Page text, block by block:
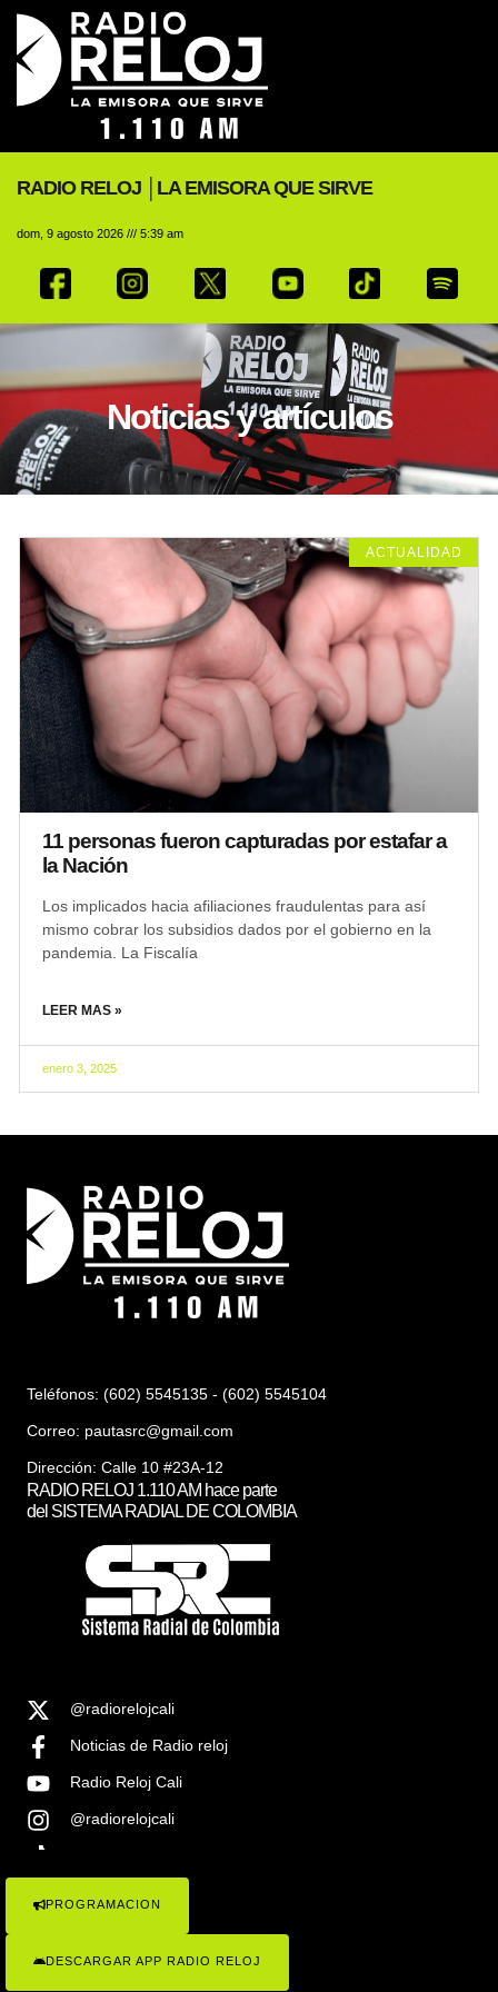
RADIO RELOJ │LA EMISORA QUE SIRVE
dom, 9 agosto 2026 /// 5:39 am
Noticias y artículos
ACTUALIDAD
11 personas fueron capturadas por estafar a
la Nación
Los implicados hacia afiliaciones fraudulentas para así
mismo cobrar los subsidios dados por el gobierno en la
pandemia. La Fiscalía
LEER MAS »
enero 3, 2025
Teléfonos: (602) 5545135 - (602) 5545104
Correo: pautasrc@gmail.com
Dirección: Calle 10 #23A-12
RADIO RELOJ 1.110 AM hace parte
del SISTEMA RADIAL DE COLOMBIA
@radiorelojcali
Noticias de Radio reloj
Radio Reloj Cali
@radiorelojcali
COPYRIGHT © 2023 RADIO RELOJ 1.1100AM , TODOS LOS
PROGRAMACION
DESCARGAR APP RADIO RELOJ